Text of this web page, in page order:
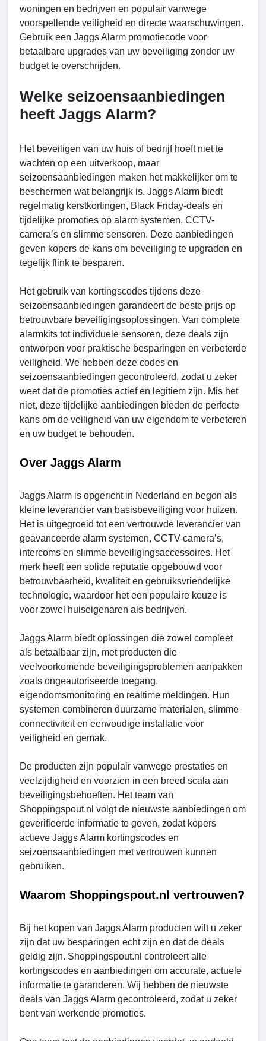
woningen en bedrijven en populair vanwege
voorspellende veiligheid en directe waarschuwingen.
Gebruik een Jaggs Alarm promotiecode voor
betaalbare upgrades van uw beveiliging zonder uw
budget te overschrijden.
Welke seizoensaanbiedingen
heeft Jaggs Alarm?
Het beveiligen van uw huis of bedrijf hoeft niet te
wachten op een uitverkoop, maar
seizoensaanbiedingen maken het makkelijker om te
beschermen wat belangrijk is. Jaggs Alarm biedt
regelmatig kerstkortingen, Black Friday-deals en
tijdelijke promoties op alarm systemen, CCTV-
camera’s en slimme sensoren. Deze aanbiedingen
geven kopers de kans om beveiliging te upgraden en
tegelijk flink te besparen.
Het gebruik van kortingscodes tijdens deze
seizoensaanbiedingen garandeert de beste prijs op
betrouwbare beveiligingsoplossingen. Van complete
alarmkits tot individuele sensoren, deze deals zijn
ontworpen voor praktische besparingen en verbeterde
veiligheid. We hebben deze codes en
seizoensaanbiedingen gecontroleerd, zodat u zeker
weet dat de promoties actief en legitiem zijn. Mis het
niet, deze tijdelijke aanbiedingen bieden de perfecte
kans om de veiligheid van uw eigendom te verbeteren
en uw budget te behouden.
Over Jaggs Alarm
Jaggs Alarm is opgericht in Nederland en begon als
kleine leverancier van basisbeveiliging voor huizen.
Het is uitgegroeid tot een vertrouwde leverancier van
geavanceerde alarm systemen, CCTV-camera’s,
intercoms en slimme beveiligingsaccessoires. Het
merk heeft een solide reputatie opgebouwd voor
betrouwbaarheid, kwaliteit en gebruiksvriendelijke
technologie, waardoor het een populaire keuze is
voor zowel huiseigenaren als bedrijven.
Jaggs Alarm biedt oplossingen die zowel compleet
als betaalbaar zijn, met producten die
veelvoorkomende beveiligingsproblemen aanpakken
zoals ongeautoriseerde toegang,
eigendomsmonitoring en realtime meldingen. Hun
systemen combineren duurzame materialen, slimme
connectiviteit en eenvoudige installatie voor
veiligheid en gemak.
De producten zijn populair vanwege prestaties en
veelzijdigheid en voorzien in een breed scala aan
beveiligingsbehoeften. Het team van
Shoppingspout.nl volgt de nieuwste aanbiedingen om
geverifieerde informatie te geven, zodat kopers
actieve Jaggs Alarm kortingscodes en
seizoensaanbiedingen met vertrouwen kunnen
gebruiken.
Waarom Shoppingspout.nl vertrouwen?
Bij het kopen van Jaggs Alarm producten wilt u zeker
zijn dat uw besparingen echt zijn en dat de deals
geldig zijn. Shoppingspout.nl controleert alle
kortingscodes en aanbiedingen om accurate, actuele
informatie te garanderen. Wij hebben de nieuwste
deals van Jaggs Alarm gecontroleerd, zodat u zeker
bent van werkende promoties.